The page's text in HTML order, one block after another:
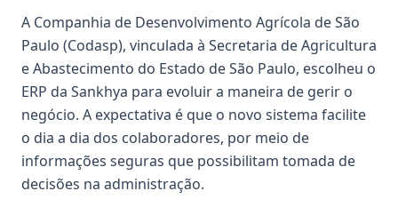
A Companhia de Desenvolvimento Agrícola de São
Paulo (Codasp), vinculada à Secretaria de Agricultura
e Abastecimento do Estado de São Paulo, escolheu o
ERP da Sankhya para evoluir a maneira de gerir o
negócio. A expectativa é que o novo sistema facilite
o dia a dia dos colaboradores, por meio de
informações seguras que possibilitam tomada de
decisões na administração.